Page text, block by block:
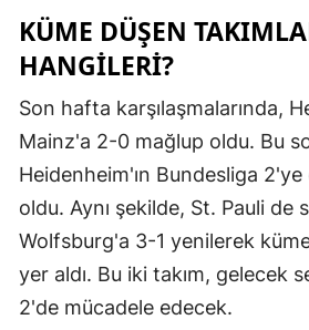
KÜME DÜŞEN
HANGILERI?
Son hafta karşılaşmalarında,
Mainz'a 2-0 mağlup oldu. Bu
Heidenheim'ın Bundesliga
oldu. Aynı şekilde, St. Pauli de
Wolfsburg'a 3-1 yenilerek
yer aldı. Bu iki takım, gelecek
2'de mücadele edecek.